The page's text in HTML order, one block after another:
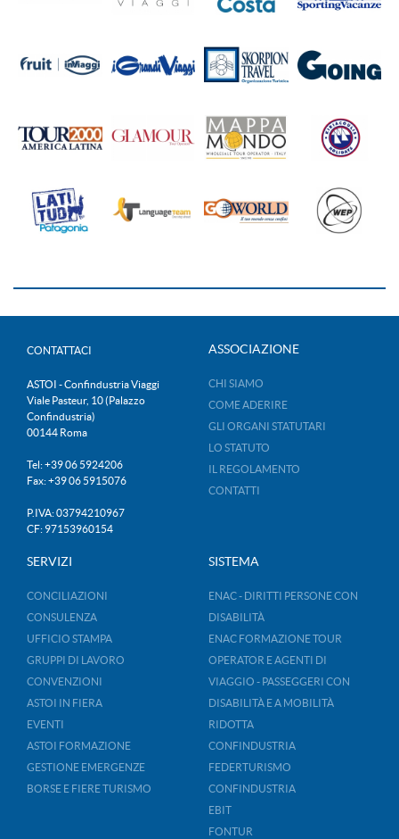
CONTATTACI
ASTOI - Confindustria Viaggi
Viale Pasteur, 10 (Palazzo
Confindustria)
00144 Roma
Tel: +39 06 5924206
Fax: +39 06 5915076
P.IVA: 03794210967
CF: 97153960154
ASSOCIAZIONE
CHI SIAMO
COME ADERIRE
GLI ORGANI STATUTARI
LO STATUTO
IL REGOLAMENTO
CONTATTI
SERVIZI
CONCILIAZIONI
CONSULENZA
UFFICIO STAMPA
GRUPPI DI LAVORO
CONVENZIONI
ASTOI IN FIERA
EVENTI
ASTOI FORMAZIONE
GESTIONE EMERGENZE
BORSE E FIERE TURISMO
SISTEMA
ENAC - DIRITTI PERSONE CON
DISABILITÀ
ENAC FORMAZIONE TOUR
OPERATOR E AGENTI DI
VIAGGIO - PASSEGGERI CON
DISABILITÀ E A MOBILITÀ
RIDOTTA
CONFINDUSTRIA
FEDERTURISMO
CONFINDUSTRIA
EBIT
FONTUR